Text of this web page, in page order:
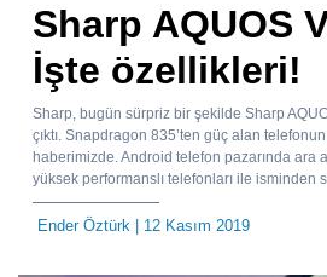
Sharp AQUOS V
İşte özellikleri!
Sharp, bugün sürpriz bir şekilde Sharp
çıktı. Snapdragon 835’ten güç alan
haberimizde. Android telefon pazarında ara
yüksek performanslı telefonları ile isminden
Ender Öztürk | 12 Kasım 2019